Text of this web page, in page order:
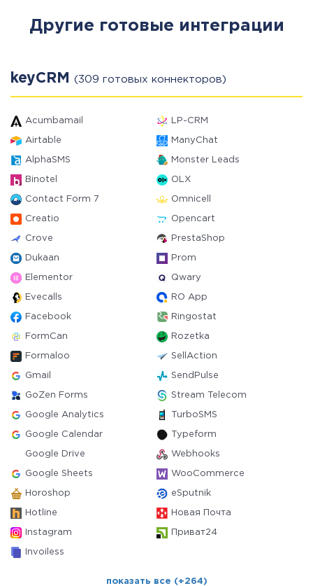
Другие готовые интеграции
keyCRM (309 готовых коннекторов)
Acumbamail LP-CRM
Airtable ManyChat
AlphaSMS Monster Leads
Binotel OLX
Contact Form 7 Omnicell
Creatio Opencart
Crove PrestaShop
Dukaan Prom
Elementor Qwary
Evecalls RO App
Facebook Ringostat
FormCan Rozetka
Formaloo SellAction
Gmail SendPulse
GoZen Forms Stream Telecom
Google Analytics TurboSMS
Google Calendar Typeform
Google Drive Webhooks
Google Sheets WooCommerce
Horoshop eSputnik
Hotline Новая Почта
Instagram Приват24
Invoiless
показать все (+264)